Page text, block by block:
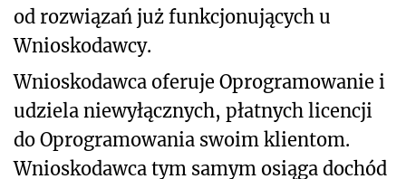
od rozwiązań już funkcjonujących u
Wnioskodawcy.
Wnioskodawca oferuje Oprogramowanie i
udziela niewyłącznych, płatnych licencji
do Oprogramowania swoim klientom.
Wnioskodawca tym samym osiąga dochód